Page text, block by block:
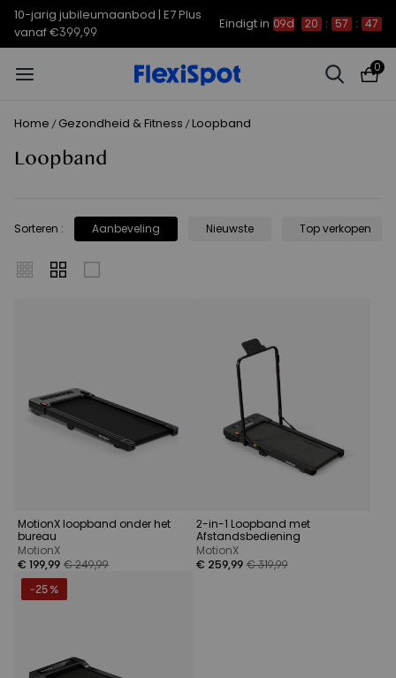
10-jarig jubileumaanbod | E7 Plus
vanaf €399,99
Eindigt in 09d 20 : 57 : 47
0
Home / Gezondheid & Fitness /Loopband
Loopband
Sorteren : Aanbeveling Nieuwste Top verkopen
MotionX loopband onder het
bureau
MotionX
€ 199,99 € 249,99
2-in-1 Loopband met
Afstandsbediening
MotionX
€ 259,99 € 319,99
-25 %